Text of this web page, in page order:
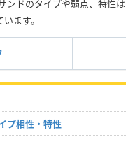
ンドのタイプや弱点、特性
ます。
プ相性・特性